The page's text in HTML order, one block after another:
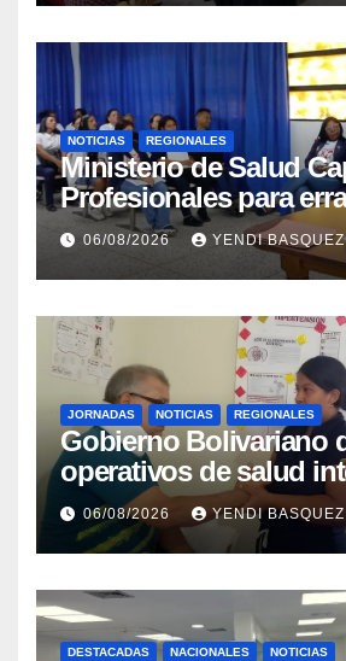
NOTICIAS REGIONALES
Ministerio de Salud
Profesionales para
Tuberculosis en
06/08/2026 YENDI BASQUEZ
JORNADAS NOTICIAS REGIONALES
Gobierno Bolivariano
operativos de salud
protección social en los
municipios Sucre y
Briceño Iragorry del
Aragua
06/08/2026 YENDI BASQUEZ
DESTACADAS NACIONALES NOTICIAS